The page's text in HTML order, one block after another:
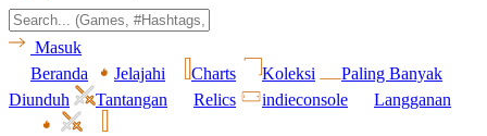
Masuk
Beranda
Jelajahi Charts Koleksi
Paling Banyak
Diunduh
Tantangan Relics indieconsole Langganan